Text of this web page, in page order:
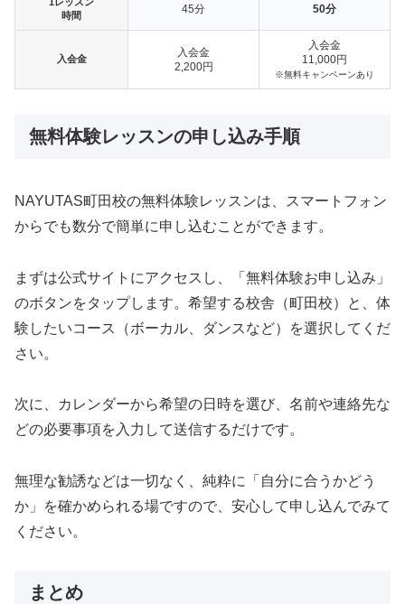
時間
45分 50分
入会金
入会金
2,200円
入会金
11,000円
※無料キャンペーンあり
無料体験レッスンの申し込み手順
NAYUTAS町田校の無料体験レッスンは、スマートフォン
からでも数分で簡単に申し込むことができます。
まずは公式サイトにアクセスし、「無料体験お申し込み」
のボタンをタップします。希望する校舎（町田校）と、体
験したいコース（ボーカル、ダンスなど）を選択してくだ
さい。
次に、カレンダーから希望の日時を選び、名前や連絡先な
どの必要事項を入力して送信するだけです。
無理な勧誘などは一切なく、純粋に「自分に合うかどう
か」を確かめられる場ですので、安心して申し込んでみて
ください。
まとめ